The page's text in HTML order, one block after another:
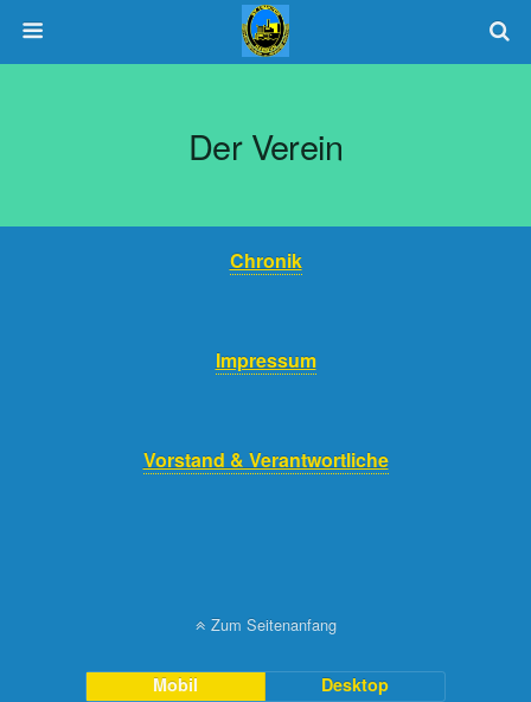
Der Verein
Chronik
Impressum
Vorstand & Verantwortliche
Zum Seitenanfang
Mobil Desktop